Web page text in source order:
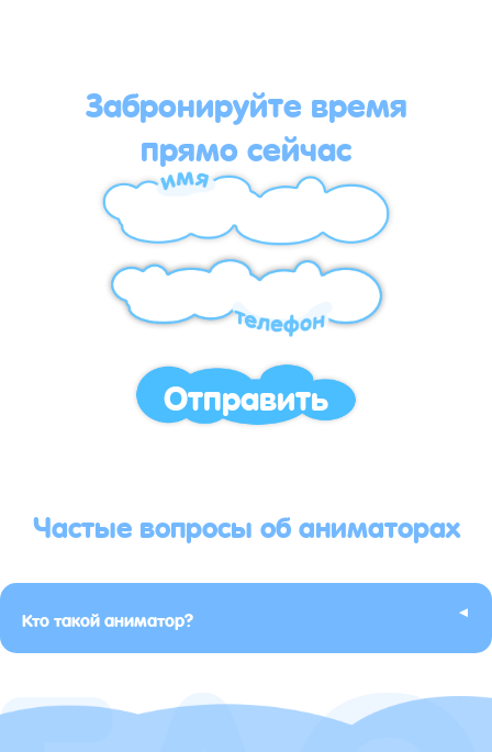
Забронируйте время
прямо сейчас
Отправить
Частые вопросы об аниматорах
Кто такой аниматор? ▸